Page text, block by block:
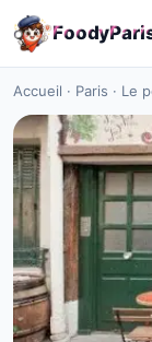
FoodyPari
Accueil · Paris · Le